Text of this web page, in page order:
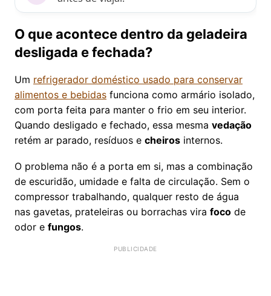
O que acontece dentro da geladeira
desligada e fechada?
Um refrigerador doméstico usado para conservar
alimentos e bebidas funciona como armário isolado,
com porta feita para manter o frio em seu interior.
Quando desligado e fechado, essa mesma vedação
retém ar parado, resíduos e cheiros internos.
O problema não é a porta em si, mas a combinação
de escuridão, umidade e falta de circulação. Sem o
compressor trabalhando, qualquer resto de água
nas gavetas, prateleiras ou borrachas vira foco de
odor e fungos.